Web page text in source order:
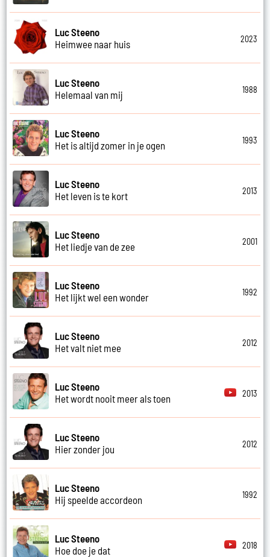
Luc Steeno
Heimwee naar huis
2023
Luc Steeno
Helemaal van mij
1988
Luc Steeno
Het is altijd zomer in je ogen
1993
Luc Steeno
Het leven is te kort
2013
Luc Steeno
Het liedje van de zee
2001
Luc Steeno
Het lijkt wel een wonder
1992
Luc Steeno
Het valt niet mee
2012
Luc Steeno
Het wordt nooit meer als toen
2013
Luc Steeno
Hier zonder jou
2012
Luc Steeno
Hij speelde accordeon
1992
Luc Steeno
Hoe doe je dat
2018